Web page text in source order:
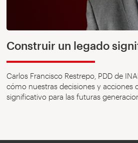
Construir un legado
Carlos Francisco Restrepo, PDD de
cómo nuestras decisiones y acciones
significativo para las futuras